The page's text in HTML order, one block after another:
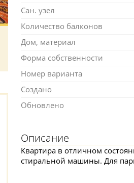
Сан. узел
Количество балконов
Дом, материал
Форма собственности
Номер варианта
Создано
Обновлено
Описание
Квартира в отличном
стиральной машины. Для